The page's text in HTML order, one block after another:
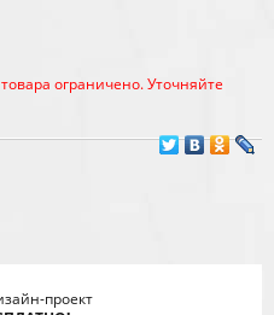
ограничено. Уточняйте
проект